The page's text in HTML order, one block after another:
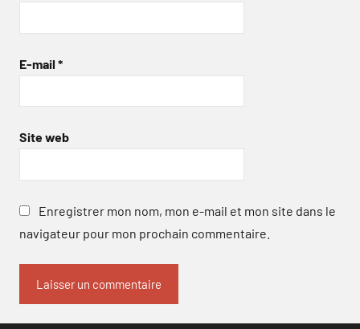
E-mail *
Site web
Enregistrer mon nom, mon e-mail et mon site dans le
navigateur pour mon prochain commentaire.